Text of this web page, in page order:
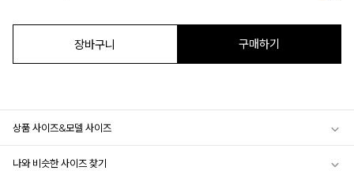
장바구니 구매하기
상품 사이즈&모델 사이즈
나와 비슷한 사이즈 찾기